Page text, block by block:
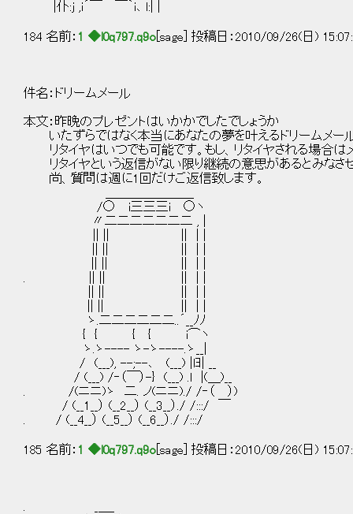
|仆:j ,i´￣ ￣｀i､ l:| |
184 名前： 1 ◆l0q797.q9o [sage] 投稿日：2010/09/26(日)
件名：ドリームメール
本文：昨晩のプレゼントはいかかでしたでしょうか
いたずらではなく本当にあなたの夢を叶えるドリームメー
リタイヤはいつでも可能です。もし、リタイヤされる場合はメ
リタイヤという返信がない限り継続の意思があるとみなさ
尚、質問は週に1回だけご返信致します。
/○ i三三三i ○ヽ
〃二二二二二二二 , |
ゝ.二二二二二二..´__ﾉﾉ
{ { { { i⌒ヽ
ゝ.ゝ---- ゝ-ゝ----.ゝ__|
/ (___), --;--､ (___) |lﾖ| __
/ (___) /‐（￣）-} (___) .l |(＿)__
. /(ニニ)ゝ 二. ノ(ニニ)./ /‐（ ）)
/ (__1__） (__2__） (__3__）./ /:::/ ￣
. / (__4__） (__5__） (__6__）./ /:::/
185 名前： 1 ◆l0q797.q9o [sage] 投稿日：2010/09/26(日)